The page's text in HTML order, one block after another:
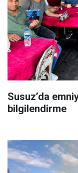
Susuz’da
bilgilendirme